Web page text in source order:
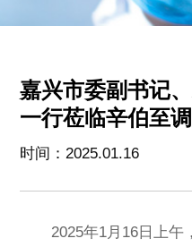
嘉兴市委副书记
一行莅临辛伯至
时间：2025.01.16
2025年1月16日上